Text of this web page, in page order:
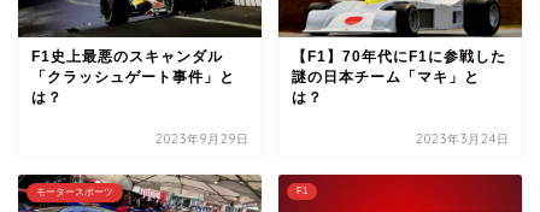
F1史上最悪のスキャンダル
「クラッシュゲート事件」と
は？
2023年9月29日
【F1】70年代にF1に参戦した
謎の日本チーム「マキ」と
は？
2023年3月24日
モータースポーツ F1